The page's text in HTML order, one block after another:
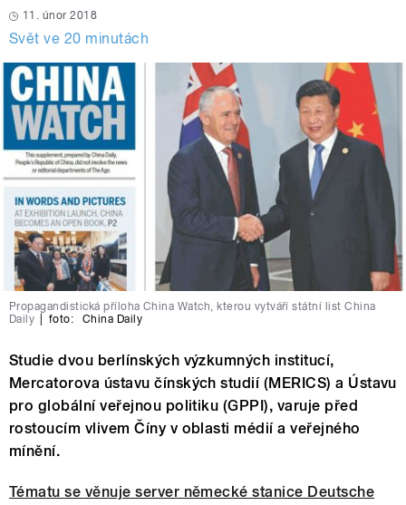
11. únor 2018
Svět ve 20 minutách
Propagandistická příloha China Watch, kterou vytváří státní list China
Daily
foto: China Daily
Studie dvou berlínských výzkumných institucí,
Mercatorova ústavu čínských studií (MERICS) a Ústavu
pro globální veřejnou politiku (GPPI), varuje před
rostoucím vlivem Číny v oblasti médií a veřejného
mínění.
Tématu se věnuje server německé stanice Deutsche